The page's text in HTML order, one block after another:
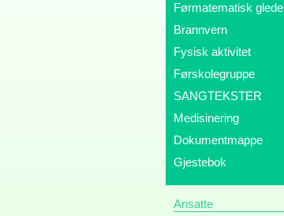
Førmatematisk glede
Brannvern
Fysisk aktivitet
Førskolegruppe
SANGTEKSTER
Medisinering
Dokumentmappe
Gjestebok
Ansatte